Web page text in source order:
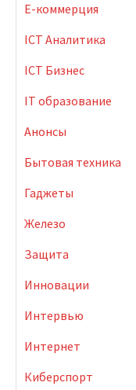
E-коммерция
ICT Аналитика
ICT Бизнес
IT образование
Анонсы
Бытовая техника
Гаджеты
Железо
Защита
Инновации
Интервью
Интернет
Киберспорт